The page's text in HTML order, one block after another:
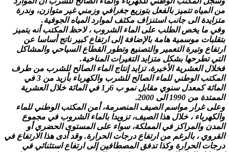
من المياه تتميز بالفعل بتوزيع جغرافي وزمني غير متوازن، وندرة
متزايدة الى جانب استنزاف مكثف لموارد المياه الجوفية.
وفي ما يخص الطلب على الماء الشروب ، لاحظ المكتب أنه يتميز
بتقلبات موسمية هامة بالإضافة إلى ارتفاع كبير ناتج أساسا عن
ارتفاع وتيرة التعمير والتصنيع وتطور القطاع السياحي والمشاكل
التي تطرحها بشكل متزايد التغيرات المناخية.
فخلال العشرية الأخيرة، تزايد إنتاج الماء الصالح للشرب من طرف
المكتب الوطني للماء الصالح للشرب والكهرباء بأزيد من 3 في
المائة كمعدل سنوي مقابل نمو ب 6ر1 في المائة خلال العشرية
الممتدة من 1990 الى 2000.
وعلى غرار مواسم الصيف المنصرمة، أمن المكتب الوطني للماء
والكهرباء ، خلال هذا الصيف، تزويدا بالماء الشروب في مجموع
المدن والمراكز في المملكة، سواء على المستوى الحضري أو
القروي ، بالرغم من ارتفاع درجات الحرارة. وقد أدى هذا الارتفاع في
درجات الحرارة وكذا تدفق المصطافين إلى ارتفاع استثنائي في